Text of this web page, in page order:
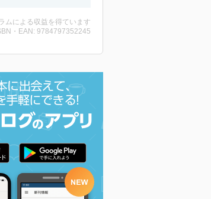
ムによる収益を得ています
・EAN: 9784797352245